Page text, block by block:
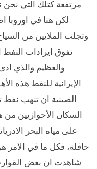
مرتفعة كتلك التي نحن
لكن هنا في اوروبا
وتجلب الملايين من
تفوق ايرادات
والعظيم والذي
الإيرانية للنفط هذه
الصينية ان تنهب نفط
السكان الأحوازيين من
على مياه البحر
حافلة، فكل ما في
شاهدت ان بعض